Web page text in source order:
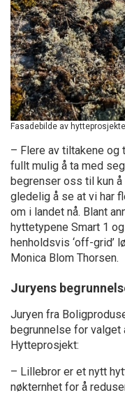
Fasadebilde av
– Flere av tiltakene og
fullt mulig å ta med
begrenser oss til kun
gledelig å se at vi har
om i landet nå. Blant
hyttetypene Smart 1
henholdsvis ‘off-grid’
Monica Blom Thorsen.
Juryens
Juryen fra
begrunnelse for valget
Hytteprosjekt:
– Lillebror er et nytt
nøkternhet for å